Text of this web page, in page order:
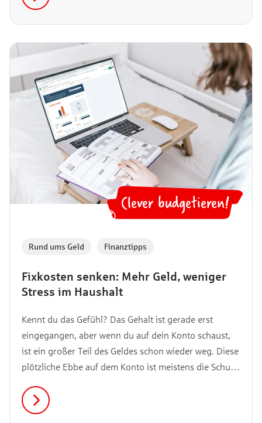
bringen, wenn du keine eiserne Reserve hast. Warum
du genau dann einen Notgroschen benötigst, erfährst
du hier.
Clever budgetieren!
🤓
Fixkosten senken: Mehr Geld, weniger
Stress im Haushalt
Rund ums Geld Finanztipps
Kennt du das Gefühl? Das Gehalt ist gerade erst
eingegangen, aber wenn du auf dein Konto schaust,
ist ein großer Teil des Geldes schon wieder weg. Diese
plötzliche Ebbe auf dem Konto ist meistens die Schuld
erfährst du hier.